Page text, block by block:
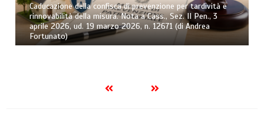
Caducazione della confisca di prevenzione per tardività e
rinnovabilità della misura. Nota a Cass., Sez. II Pen., 3
aprile 2026, ud. 19 marzo 2026, n. 12671 (di Andrea
Fortunato)